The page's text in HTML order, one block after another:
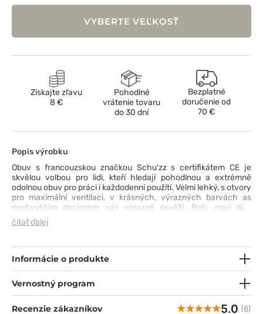
VYBERTE VEĽKOSŤ
Získajte zľavu
8 €
Pohodlné
vrátenie tovaru
do 30 dní
Bezplatné
doručenie od
70 €
Popis výrobku
Obuv s francouzskou značkou Schu'zz s certifikátem CE je
skvělou volbou pro lidi, kteří hledají pohodlnou a extrémně
odolnou obuv pro práci i každodenní použití. Velmi lehký, s otvory
pro maximální ventilaci, v krásných, výrazných barvách as
neobvyklým designem vás výrazně osvěží. Boty mají díky
promyšlenému a optimalizovanému designu podešve velmi
vysoký koeficient protiskluznosti, který navíc ovlivňuje
čítať ďalej
Informácie o produkte
Vernostný program
Recenzie zákazníkov 5.0 (6)